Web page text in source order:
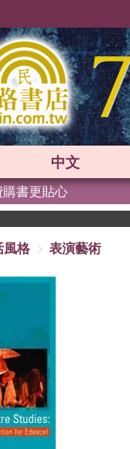
中文
書更貼心
風格 表演藝術